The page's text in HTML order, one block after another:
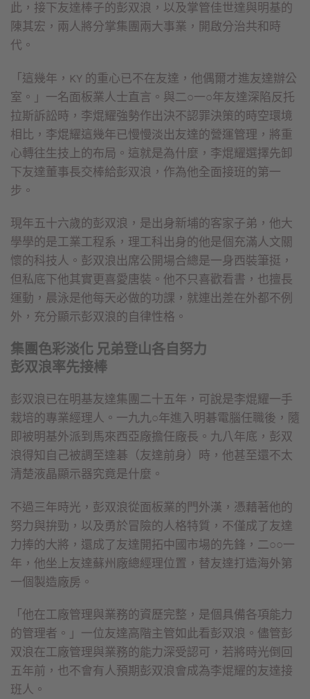
此，接下友達棒子的彭双浪，以及掌管佳世達與明基的
陳其宏，兩人將分掌集團兩大事業，開啟分治共和時
代。
「這幾年，KY 的重心已不在友達，他偶爾才進友達辦公
室。」一名面板業人士直言。與二○一○年友達深陷反托
拉斯訴訟時，李焜耀強勢作出決不認罪決策的時空環境
相比，李焜耀這幾年已慢慢淡出友達的營運管理，將重
心轉往生技上的布局。這就是為什麼，李焜耀選擇先卸
下友達董事長交棒給彭双浪，作為他全面接班的第一
步。
現年五十六歲的彭双浪，是出身新埔的客家子弟，他大
學學的是工業工程系，理工科出身的他是個充滿人文關
懷的科技人。彭双浪出席公開場合總是一身西裝筆挺，
但私底下他其實更喜愛唐裝。他不只喜歡看書，也擅長
運動，晨泳是他每天必做的功課，就連出差在外都不例
外，充分顯示彭双浪的自律性格。
集團色彩淡化 兄弟登山各自努力
彭双浪率先接棒
彭双浪已在明基友達集團二十五年，可說是李焜耀一手
栽培的專業經理人。一九九○年進入明碁電腦任職後，隨
即被明基外派到馬來西亞廠擔任廠長。九八年底，彭双
浪得知自己被調至達碁（友達前身）時，他甚至還不太
清楚液晶顯示器究竟是什麼。
不過三年時光，彭双浪從面板業的門外漢，憑藉著他的
努力與拚勁，以及勇於冒險的人格特質，不僅成了友達
力捧的大將，還成了友達開拓中國市場的先鋒，二○○一
年，他坐上友達蘇州廠總經理位置，替友達打造海外第
一個製造廠房。
「他在工廠管理與業務的資歷完整，是個具備各項能力
的管理者。」一位友達高階主管如此看彭双浪。儘管彭
双浪在工廠管理與業務的能力深受認可，若將時光倒回
五年前，也不會有人預期彭双浪會成為李焜耀的友達接
班人。